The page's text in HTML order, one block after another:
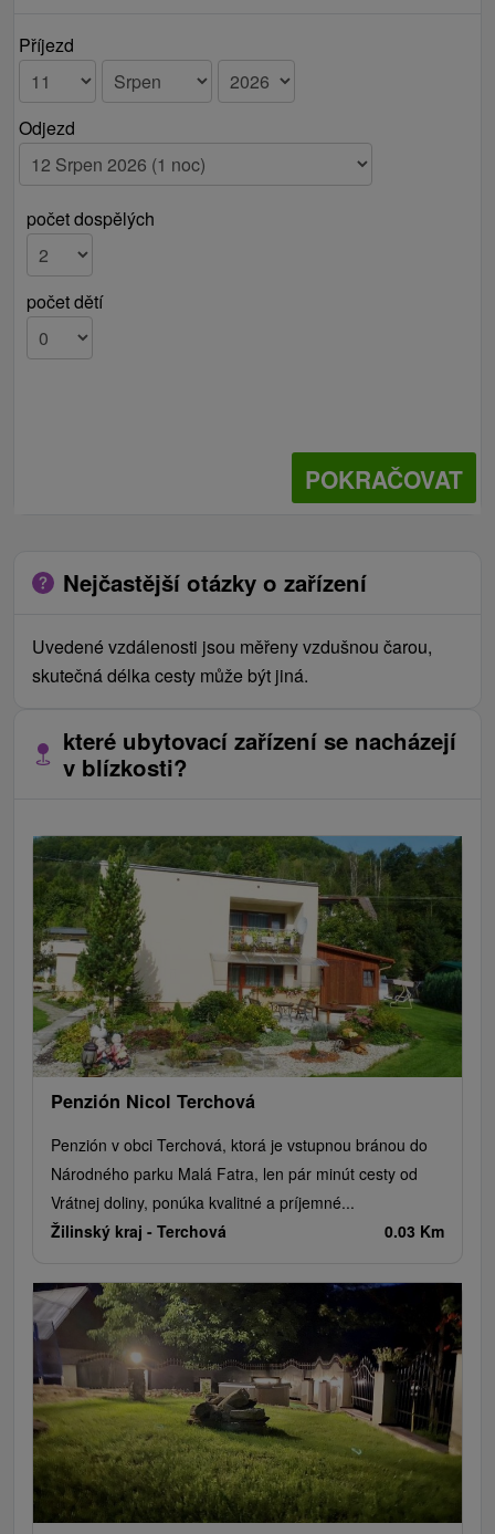
Příjezd
Odjezd
počet dospělých
počet dětí
POKRAČOVAT
Nejčastější otázky o zařízení
Uvedené vzdálenosti jsou měřeny vzdušnou čarou,
skutečná délka cesty může být jiná.
které ubytovací zařízení se nacházejí
v blízkosti?
Penzión Nicol Terchová
Penzión v obci Terchová, ktorá je vstupnou bránou do
Národného parku Malá Fatra, len pár minút cesty od
Vrátnej doliny, ponúka kvalitné a príjemné...
Žilinský kraj - Terchová 0.03 Km